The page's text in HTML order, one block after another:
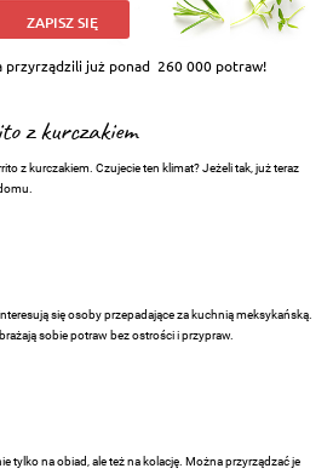
ZAPISZ SIĘ
już ponad 260 000 potraw!
z kurczakiem
z kurczakiem. Czujecie ten klimat? Jeżeli tak, już teraz
się osoby przepadające za kuchnią meksykańską.
sobie potraw bez ostrości i przypraw.
tylko na obiad, ale też na kolację. Można przyrządzać je